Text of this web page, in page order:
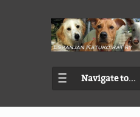
Navigate to...